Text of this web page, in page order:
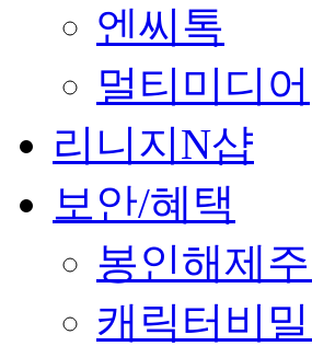
엔씨톡
멀티미디어
리니지N샵
보안/혜택
봉인해제
캐릭터비